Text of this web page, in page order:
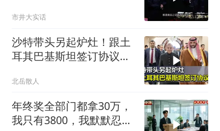
擦反了？
市井大实话
沙特带头另起炉灶！跟土
耳其巴基斯坦签订协议，
北岳散人
年终奖全部门都拿30万，
我只有3800，我默默忍